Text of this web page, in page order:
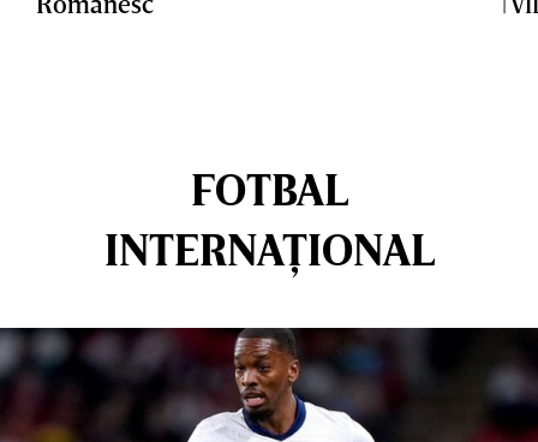
FOTBAL
INTERNAȚIONAL